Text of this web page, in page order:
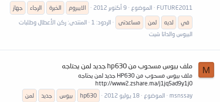
FUTURE2011
الموضوع 9 أكتوبر 2012 الايبروم الخبرة الرجاء
جهاز
في
لديه لمن مساعدتى الردود: 1 المنتدى: ركن الأعطال وطلبات
البيوس والداتا شيت
M ملف بيوس مسحوب من hp630 جديد لمن يحتاجه
ملف بيوس مسحوب من HP630 جديد لمن يحتاجه
http://www2.zshare.ma/j1jq5ad9y1j0
msnssay
الموضوع 18 يوليو 2012 hp630 بيوس جديد
لمن